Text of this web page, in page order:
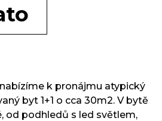
nabízíme k pronájmu atypický
byt 1+1 o cca 30m2. V bytě
od podhledů s led světlem,